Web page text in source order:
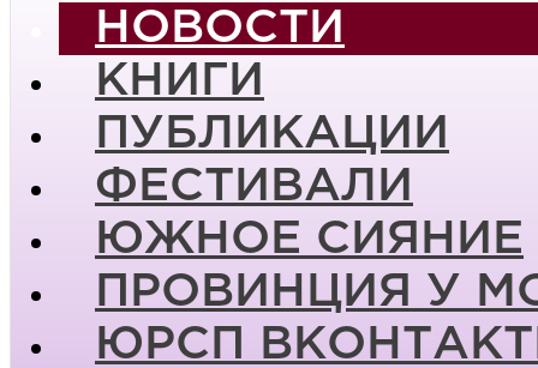
НОВОСТИ
КНИГИ
ПУБЛИКАЦИИ
ФЕСТИВАЛИ
ЮЖНОЕ СИЯНИЕ
ПРОВИНЦИЯ У
ЮРСП